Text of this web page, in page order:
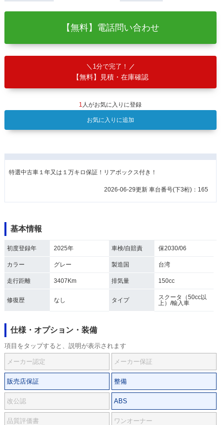
【無料】電話問い合わせ
1分で完了！
【無料】見積・在庫確認
1 人がお気に入りに登録
お気に入りに追加
特選中古車１年又は１万キロ保証！リアボックス付き！
2026-06-29更新 車台番号(下3桁)：165
基本情報
初度登録年 2025年 車検/自賠責 保2030/06
カラー グレー 製造国 台湾
走行距離 3407Km 排気量 150cc
修復歴 なし タイプ
スクータ（50cc以
上）/輸入車
仕様・オプション・装備
項目をタップすると、説明が表示されます
メーカー認定 メーカー保証
販売店保証 整備
改公認 ABS
品質評価書 ワンオーナー